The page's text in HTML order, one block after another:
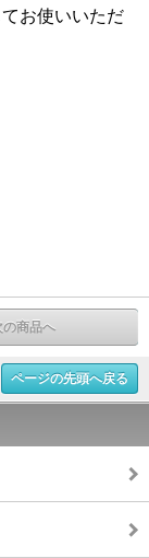
お使いいただ
の商品へ
ページの先頭へ戻る